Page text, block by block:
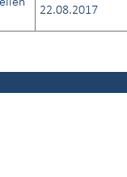
22.08.2017